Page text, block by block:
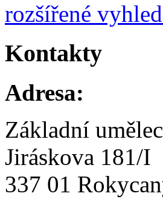
rozšířené
Kontakty
Adresa:
Základní
Jiráskova 181/I
337 01